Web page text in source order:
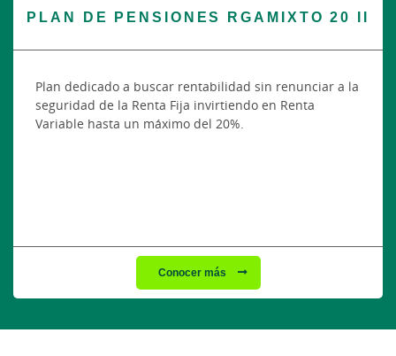
PLAN DE PENSIONES RGAMIXTO 20 II
Plan dedicado a buscar rentabilidad sin renunciar a la
seguridad de la Renta Fija invirtiendo en Renta
Variable hasta un máximo del 20%.
Conocer más